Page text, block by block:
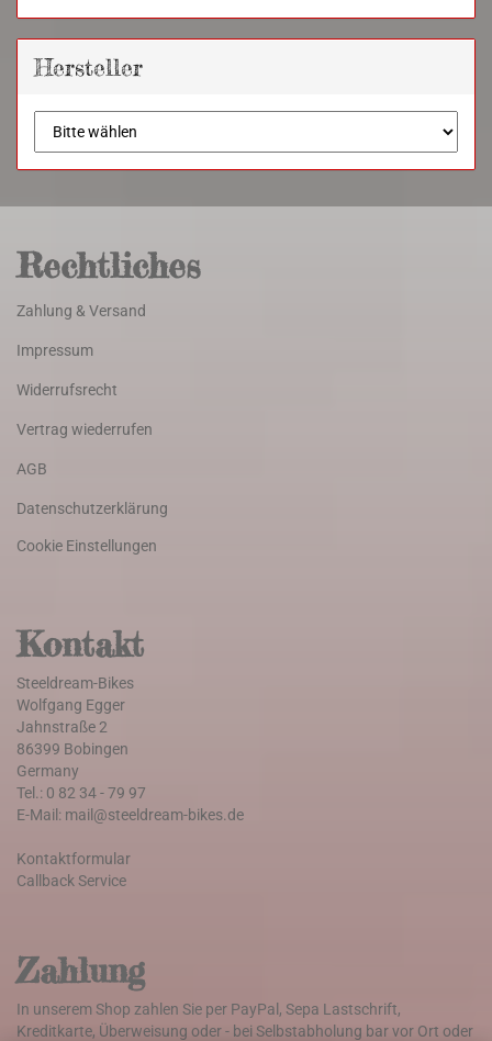
Hersteller
Rechtliches
Zahlung & Versand
Impressum
Widerrufsrecht
Vertrag wiederrufen
AGB
Datenschutzerklärung
Cookie Einstellungen
Kontakt
Steeldream-Bikes
Wolfgang Egger
Jahnstraße 2
86399 Bobingen
Germany
Tel.: 0 82 34 - 79 97
E-Mail: mail@steeldream-bikes.de
Kontaktformular
Callback Service
Zahlung
In unserem Shop zahlen Sie per PayPal, Sepa Lastschrift,
Kreditkarte, Überweisung oder - bei Selbstabholung bar vor Ort oder